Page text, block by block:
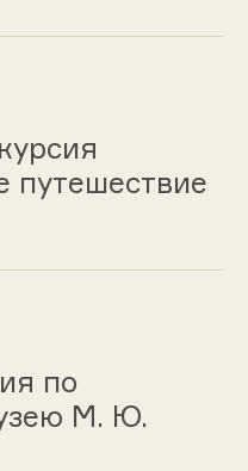
путешествие
по
М. Ю.